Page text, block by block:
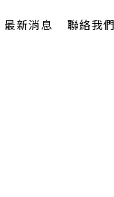
最新消息 聯絡我們